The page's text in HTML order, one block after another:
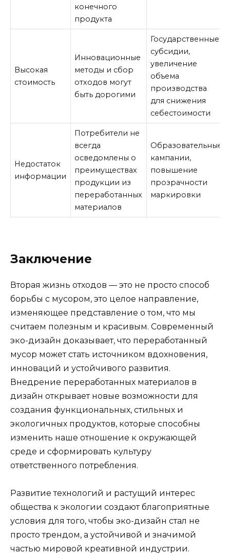
конечного
продукта
Высокая
стоимость
Инновационные
методы и сбор
отходов могут
быть дорогими
Государственные
субсидии,
увеличение
объема
производства
для снижения
себестоимости
Недостаток
информации
Потребители не
всегда
осведомлены о
преимуществах
продукции из
переработанных
материалов
Образовательные
кампании,
повышение
прозрачности
маркировки
Заключение
Вторая жизнь отходов — это не просто способ
борьбы с мусором, это целое направление,
изменяющее представление о том, что мы
считаем полезным и красивым. Современный
эко-дизайн доказывает, что переработанный
мусор может стать источником вдохновения,
инноваций и устойчивого развития.
Внедрение переработанных материалов в
дизайн открывает новые возможности для
создания функциональных, стильных и
экологичных продуктов, которые способны
изменить наше отношение к окружающей
среде и сформировать культуру
ответственного потребления.
Развитие технологий и растущий интерес
общества к экологии создают благоприятные
условия для того, чтобы эко-дизайн стал не
просто трендом, а устойчивой и значимой
частью мировой креативной индустрии.